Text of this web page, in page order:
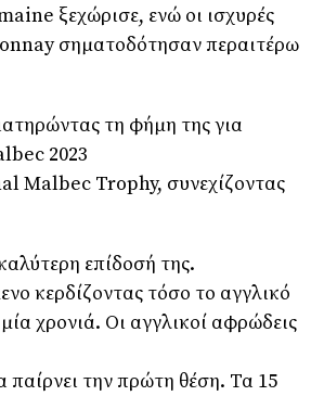
ξεχώρισε, ενώ οι ισχυρές
σηματοδότησαν περαιτέρω
τη φήμη της για
2023
Malbec Trophy, συνεχίζοντας
επίδοσή της.
κερδίζοντας τόσο το αγγλικό
χρονιά. Οι αγγλικοί αφρώδεις
παίρνει την πρώτη θέση. Τα 15